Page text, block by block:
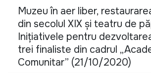
Muzeu în aer liber,
din secolul XIX și teatru de
Inițiativele pentru
trei finaliste din cadrul
Comunitar” (21/10/2020)